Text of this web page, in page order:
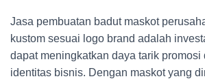
Jasa pembuatan badut maskot
kustom sesuai logo brand adalah
dapat meningkatkan daya tarik promosi
identitas bisnis. Dengan maskot yang